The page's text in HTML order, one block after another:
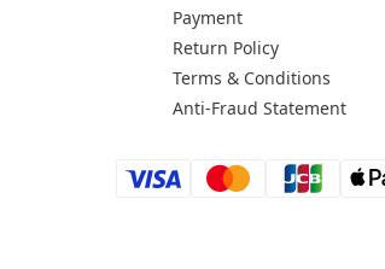
Payment
Return Policy
Terms & Conditions
Anti-Fraud Statement